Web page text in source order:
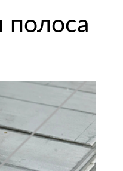
полоса